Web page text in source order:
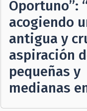
Oportuno”:
acogiendo
antigua y
aspiración
pequeñas y
medianas